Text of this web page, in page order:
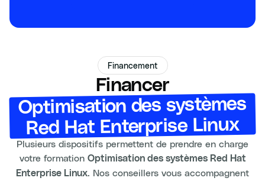
Financement
Financer
Optimisation des systèmes
Red Hat Enterprise Linux
Plusieurs dispositifs permettent de prendre en charge
votre formation Optimisation des systèmes Red Hat
Enterprise Linux. Nos conseillers vous accompagnent